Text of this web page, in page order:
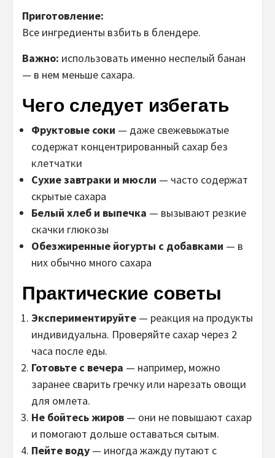
Приготовление:
Все ингредиенты взбить в блендере.
Важно: использовать именно неспелый банан
— в нем меньше сахара.
Чего следует избегать
Фруктовые соки — даже свежевыжатые
содержат концентрированный сахар без
клетчатки
Сухие завтраки и мюсли — часто содержат
скрытые сахара
Белый хлеб и выпечка — вызывают резкие
скачки глюкозы
Обезжиренные йогурты с добавками — в
них обычно много сахара
Практические советы
Экспериментируйте — реакция на продукты
индивидуальна. Проверяйте сахар через 2
часа после еды.
Готовьте с вечера — например, можно
заранее сварить гречку или нарезать овощи
для омлета.
Не бойтесь жиров — они не повышают сахар
и помогают дольше оставаться сытым.
Пейте воду — иногда жажду путают с